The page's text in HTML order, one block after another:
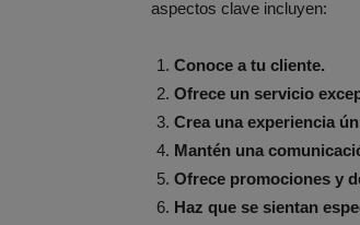
aspectos clave incluyen:
Conoce a tu cliente.
Ofrece un servicio
Crea una experiencia
Mantén una
Ofrece promociones y
Haz que se sientan